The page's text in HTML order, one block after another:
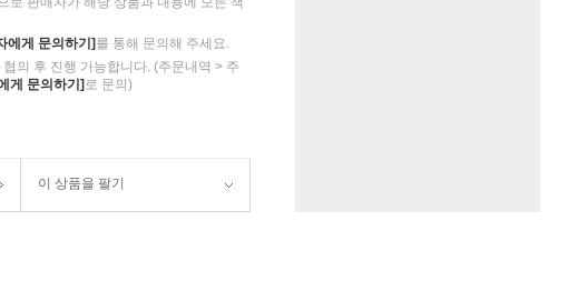
에게 문의하기] 를 통해 문의해 주세요.
의 후 진행 가능합니다. (주문내역 > 주
게 문의하기] 로 문의)
이 상품을 팔기